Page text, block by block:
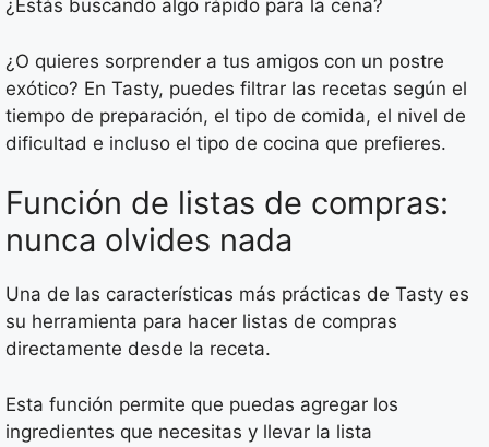
¿Estás buscando algo rápido para la cena?
¿O quieres sorprender a tus amigos con un postre
exótico? En Tasty, puedes filtrar las recetas según el
tiempo de preparación, el tipo de comida, el nivel de
dificultad e incluso el tipo de cocina que prefieres.
Función de listas de compras:
nunca olvides nada
Una de las características más prácticas de Tasty es
su herramienta para hacer listas de compras
directamente desde la receta.
Esta función permite que puedas agregar los
ingredientes que necesitas y llevar la lista